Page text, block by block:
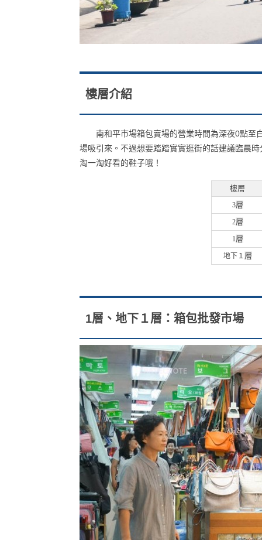
樓層介紹
南和平市場箱包賣場的營業時間為深夜0點至
場吸引來。不過想要踏踏實實逛街的話建議臨晨
淘一淘好看的鞋子哦！
樓層
3層
2層
1層
地下１ 層
1層、地下１層：箱包批發市場